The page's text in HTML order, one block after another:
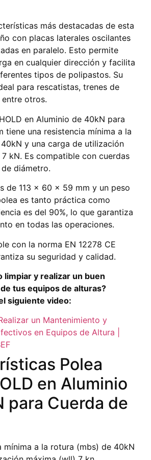
más destacadas de esta
con placas laterales oscilantes
en paralelo. Esto permite
en cualquier dirección y facilita
tipos de polipastos. Su
para rescatistas, trenes de
otros.
en Aluminio de 40kN para
tiene una resistencia mínima a la
y una carga de utilización
kN. Es compatible con cuerdas
diámetro.
de 113 x 60 x 59 mm y un peso
es tanto práctica como
es del 90%, lo que garantiza
en todas las operaciones.
con la norma EN 12278 CE
su seguridad y calidad.
limpiar y realizar un buen
tus equipos de alturas?
siguiente video:
un Mantenimiento y
en Equipos de Altura |
Polea
en Aluminio
para Cuerda de
mínima a la rotura (mbs) de 40kN